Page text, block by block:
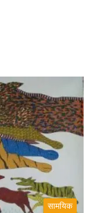
सामयिक